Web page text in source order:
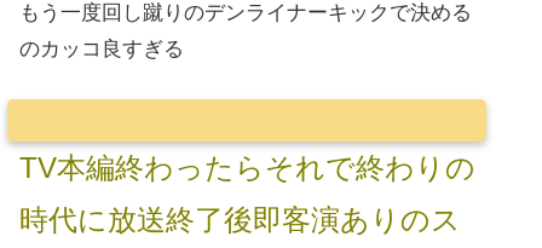
もう一度回し蹴りのデンライナーキックで決める
のカッコ良すぎる
TV本編終わったらそれで終わりの
時代に放送終了後即客演ありのス